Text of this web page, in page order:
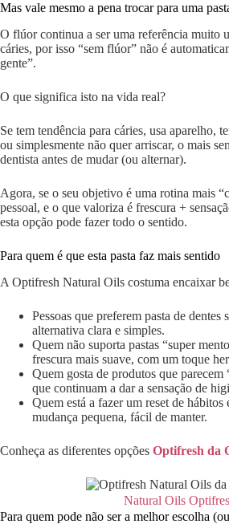
Mas vale mesmo a pena trocar para uma
O flúor continua a ser uma referência muito
cáries, por isso “sem flúor” não é
gente”.
O que significa isto na vida real?
Se tem tendência para cáries, usa aparelho,
ou simplesmente não quer arriscar, o mais
dentista antes de mudar (ou alternar).
Agora, se o seu objetivo é uma rotina mais
pessoal, e o que valoriza é frescura +
esta opção pode fazer todo o sentido.
Para quem é que esta pasta faz mais sentido
A Optifresh Natural Oils costuma encaixar
Pessoas que preferem pasta de dentes
alternativa clara e simples.
Quem não suporta pastas “super
frescura mais suave, com um toque
Quem gosta de produtos que
que continuam a dar a sensação de
Quem está a fazer um reset de hábitos
mudança pequena, fácil de manter.
Conheça as diferentes opções Optifresh da
Natural Oils
Para quem pode não ser a melhor escolha